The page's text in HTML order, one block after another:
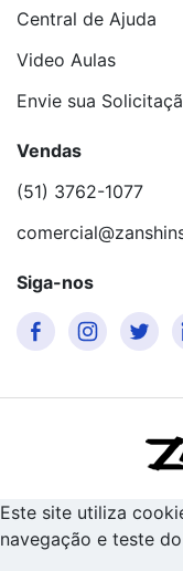
Central de Ajuda
Video Aulas
Envie sua
Vendas
(51) 3762-1077
Siga-nos
Este site utiliza
navegação e teste